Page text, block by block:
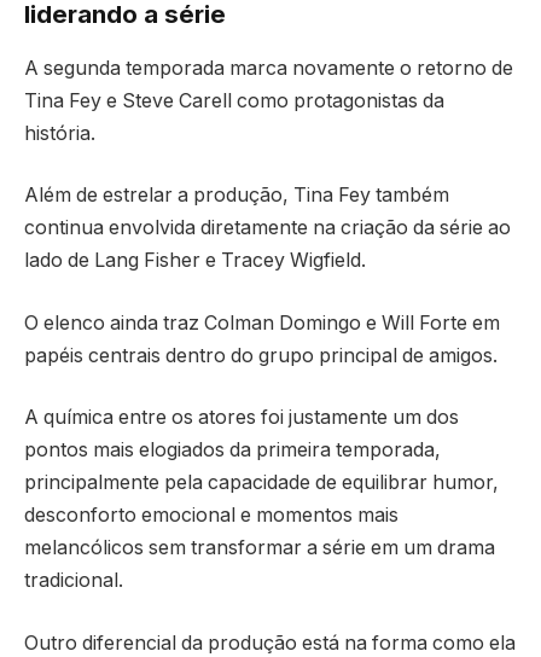
liderando a série
A segunda temporada marca novamente o retorno de
Tina Fey e Steve Carell como protagonistas da
história.
Além de estrelar a produção, Tina Fey também
continua envolvida diretamente na criação da série ao
lado de Lang Fisher e Tracey Wigfield.
O elenco ainda traz Colman Domingo e Will Forte em
papéis centrais dentro do grupo principal de amigos.
A química entre os atores foi justamente um dos
pontos mais elogiados da primeira temporada,
principalmente pela capacidade de equilibrar humor,
desconforto emocional e momentos mais
melancólicos sem transformar a série em um drama
tradicional.
Outro diferencial da produção está na forma como ela